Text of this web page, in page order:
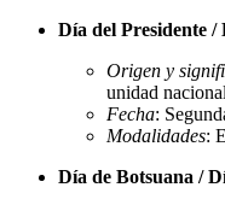
Día del Presidente /
Origen y
unidad
Fecha:
Modalidades:
Día de Botsuana /